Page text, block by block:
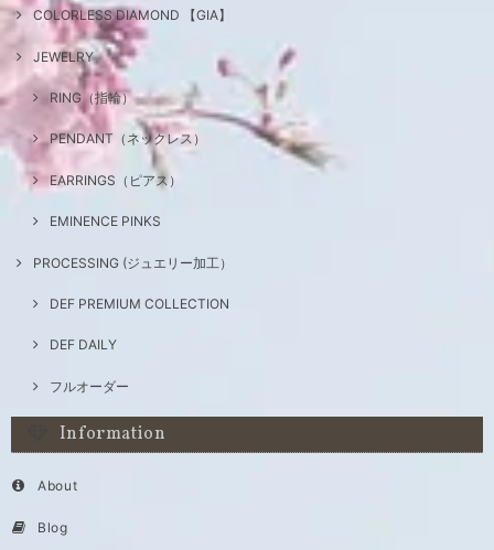
COLORLESS DIAMOND 【GIA】
JEWELRY
RING（指輪）
PENDANT（ネックレス）
EARRINGS（ピアス）
EMINENCE PINKS
PROCESSING (ジュエリー加工）
DEF PREMIUM COLLECTION
DEF DAILY
フルオーダー
Information
About
Blog